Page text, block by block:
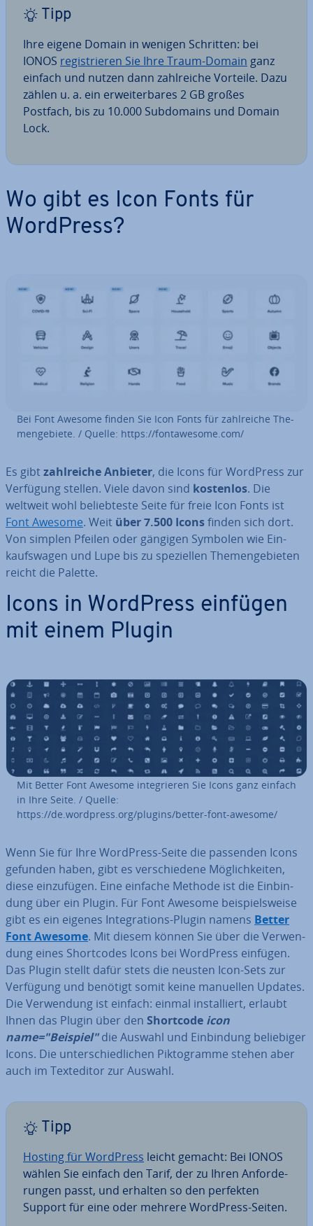
Tipp
Ihre eigene Domain in wenigen Schritten: bei
IONOS re­gis­trie­ren Sie Ihre Traum-Domain ganz
einfach und nutzen dann zahl­rei­che Vorteile. Dazu
zählen u. a. ein er­wei­ter­ba­res 2 GB großes
Postfach, bis zu 10.000 Sub­do­mains und Domain
Lock.
Wo gibt es Icon Fonts für
WordPress?
Bei Font Awesome finden Sie Icon Fonts für zahl­rei­che The­
men­ge­bie­te. / Quelle: https://fon­ta­we­so­me.com/
Es gibtzahl­rei­che Anbieter, die Icons für WordPress zur
Verfügung stellen. Viele davon sind kostenlos. Die
weltweit wohl be­lieb­tes­te Seite für freie Icon Fonts ist
Font Awesome. Weit über 7.500 Iconsfinden sich dort.
Von simplen Pfeilen oder gängigen Symbolen wie Ein­
kaufs­wa­gen und Lupe bis zu spe­zi­el­len The­men­ge­bie­ten
reicht die Palette.
Icons in WordPress einfügen
mit einem Plugin
Mit Better Font Awesome in­te­grie­ren Sie Icons ganz einfach
in Ihre Seite. / Quelle:
https://de.wordpress.org/plugins/better-font-awesome/
Wenn Sie für Ihre WordPress-Seite die passenden Icons
gefunden haben, gibt es ver­schie­de­ne Mög­lich­kei­ten,
diese ein­zu­fü­gen. Eine einfache Methode ist die Ein­bin­
dung über ein Plugin. Für Font Awesome bei­spiels­wei­se
gibt es ein eigenes In­te­gra­ti­ons-Plugin namens Better
Font Awesome. Mit diesem können Sie über die Ver­wen­
dung eines Short­codes Icons bei WordPress einfügen.
Das Plugin stellt dafür stets die neusten Icon-Sets zur
Verfügung und benötigt somit keine manuellen Updates.
Die Ver­wen­dung ist einfach: einmal in­stal­liert, erlaubt
Ihnen das Plugin über den Shortcode icon
name="Beispiel"die Auswahl und Ein­bin­dung be­lie­bi­ger
Icons. Die un­ter­schied­li­chen Pik­to­gram­me stehen aber
auch im Text­edi­tor zur Auswahl.
Tipp
Hosting für WordPress leicht gemacht: Bei IONOS
wählen Sie einfach den Tarif, der zu Ihren An­for­de­
run­gen passt, und erhalten so den perfekten
Support für eine oder mehrere WordPress-Seiten.